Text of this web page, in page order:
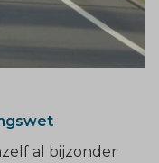
al bijzonder